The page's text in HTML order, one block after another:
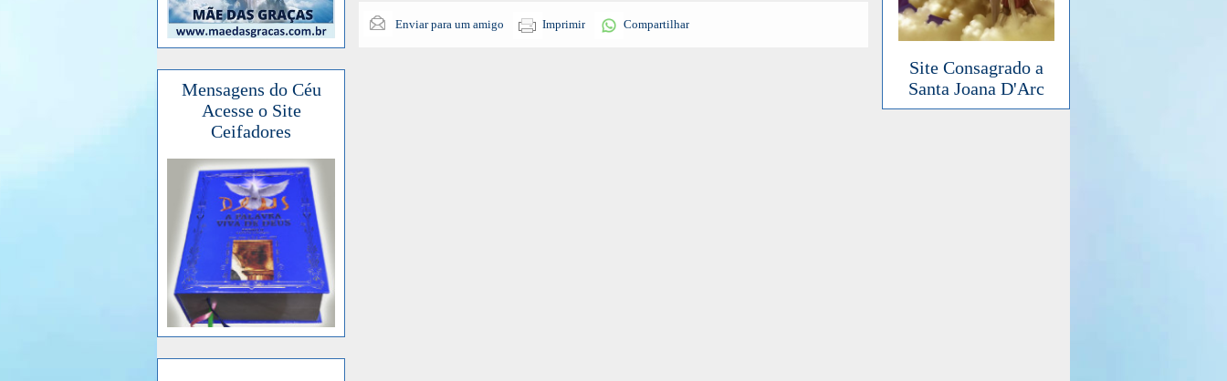
Mensagens do Céu
Acesse o Site
Ceifadores
Enviar para um amigo Imprimir Compartilhar
Site Consagrado a
Santa Joana D'Arc